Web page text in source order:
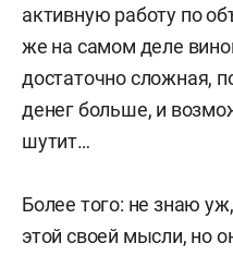
активную работу по
же на самом деле
достаточно сложная,
денег больше, и
шутит…
Более того: не знаю
этой своей мысли, но